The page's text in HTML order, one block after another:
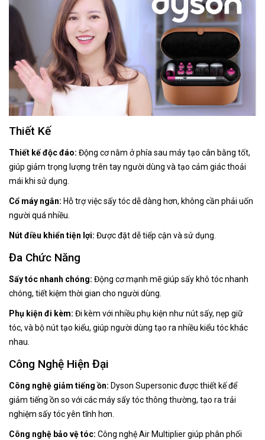
Thiết Kế
Thiết kế độc đáo: Động cơ nằm ở phía sau máy tạo cân bằng tốt,
giúp giảm trọng lượng trên tay người dùng và tạo cảm giác thoải
mái khi sử dụng.
Cổ máy ngắn: Hỗ trợ việc sấy tóc dễ dàng hơn, không cần phải uốn
người quá nhiều.
Nút điều khiển tiện lợi: Được đặt dễ tiếp cận và sử dụng.
Đa Chức Năng
Sấy tóc nhanh chóng: Động cơ mạnh mẽ giúp sấy khô tóc nhanh
chóng, tiết kiệm thời gian cho người dùng.
Phụ kiện đi kèm: Đi kèm với nhiều phụ kiện như nút sấy, nẹp giữ
tóc, và bộ nút tạo kiểu, giúp người dùng tạo ra nhiều kiểu tóc khác
nhau.
Công Nghệ Hiện Đại
Công nghệ giảm tiếng ồn: Dyson Supersonic được thiết kế để
giảm tiếng ồn so với các máy sấy tóc thông thường, tạo ra trải
nghiệm sấy tóc yên tĩnh hơn.
Công nghệ bảo vệ tóc: Công nghệ Air Multiplier giúp phân phối